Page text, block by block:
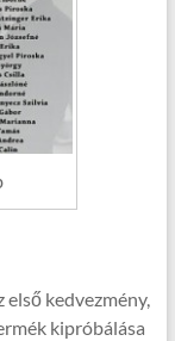
első kedvezmény,
kipróbálása